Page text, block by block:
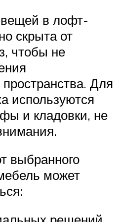
в лофт-
скрыта от
чтобы не
Для
используются
и кладовки, не
выбранного
может